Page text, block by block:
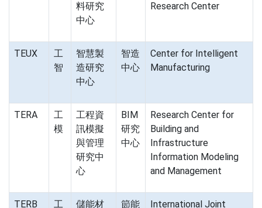
料研究
中心
Research Center
TEUX
工
智
智慧製
造研究
中心
智造
中心
Center for Intelligent
Manufacturing
TERA
工
模
工程資
訊模擬
與管理
研究中
心
BIM
研究
中心
Research Center for
Building and
Infrastructure
Information Modeling
and Management
TERB 工 儲能材 節能 International Joint